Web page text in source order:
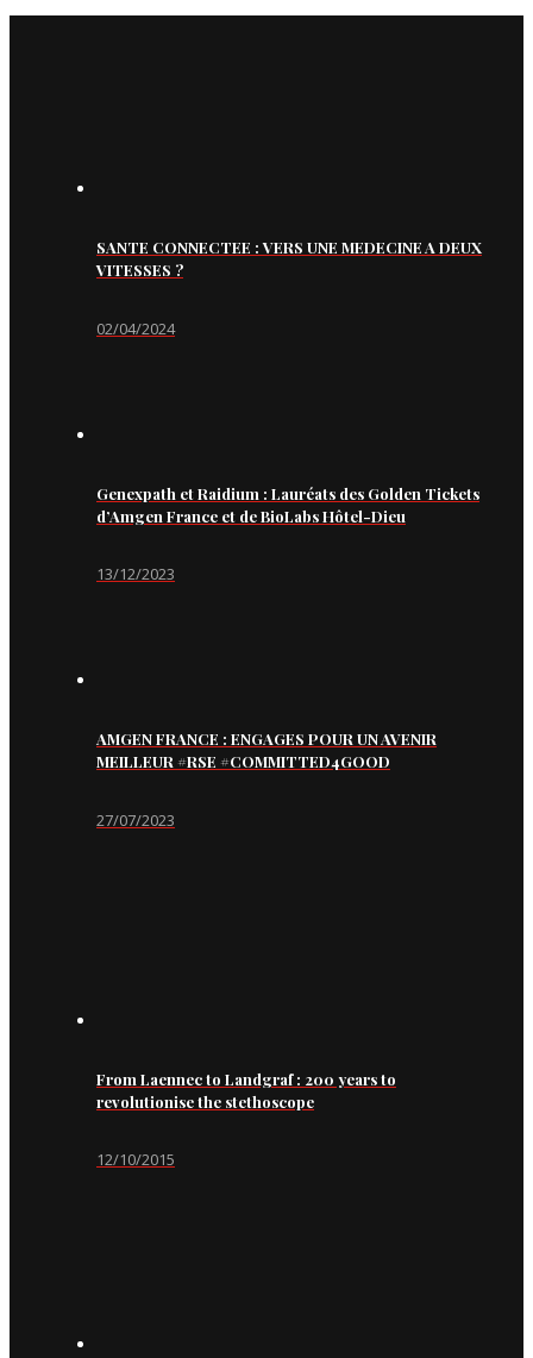
SANTE CONNECTEE : VERS UNE MEDECINE A DEUX
VITESSES ?
02/04/2024
Genexpath et Raidium : Lauréats des Golden Tickets
d’Amgen France et de BioLabs Hôtel-Dieu
13/12/2023
AMGEN FRANCE : ENGAGES POUR UN AVENIR
MEILLEUR #RSE #COMMITTED4GOOD
27/07/2023
From Laennec to Landgraf : 200 years to
revolutionise the stethoscope
12/10/2015